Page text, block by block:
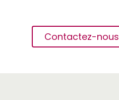
Contactez-nous